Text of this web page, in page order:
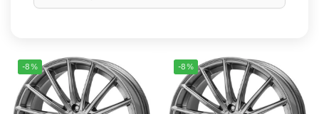
-8% -8%